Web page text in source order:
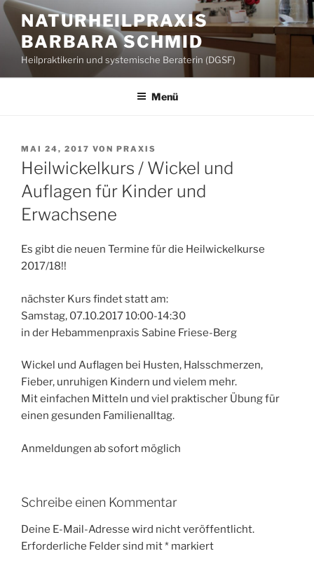
Zum
Inhalt
springen
NATURHEILPRAXIS
BARBARA SCHMID
Heilpraktikerin und systemische Beraterin (DGSF)
Menü
VERÖFFENTLICHT
AM
MAI 24, 2017 VON PRAXIS
Heilwickelkurs / Wickel und
Auflagen für Kinder und
Erwachsene
Es gibt die neuen Termine für die Heilwickelkurse
2017/18!!
nächster Kurs findet statt am:
Samstag, 07.10.2017 10:00-14:30
in der Hebammenpraxis Sabine Friese-Berg
Wickel und Auflagen bei Husten, Halsschmerzen,
Fieber, unruhigen Kindern und vielem mehr.
Mit einfachen Mitteln und viel praktischer Übung für
einen gesunden Familienalltag.
Anmeldungen ab sofort möglich
Schreibe einen Kommentar
Deine E-Mail-Adresse wird nicht veröffentlicht.
Erforderliche Felder sind mit* markiert